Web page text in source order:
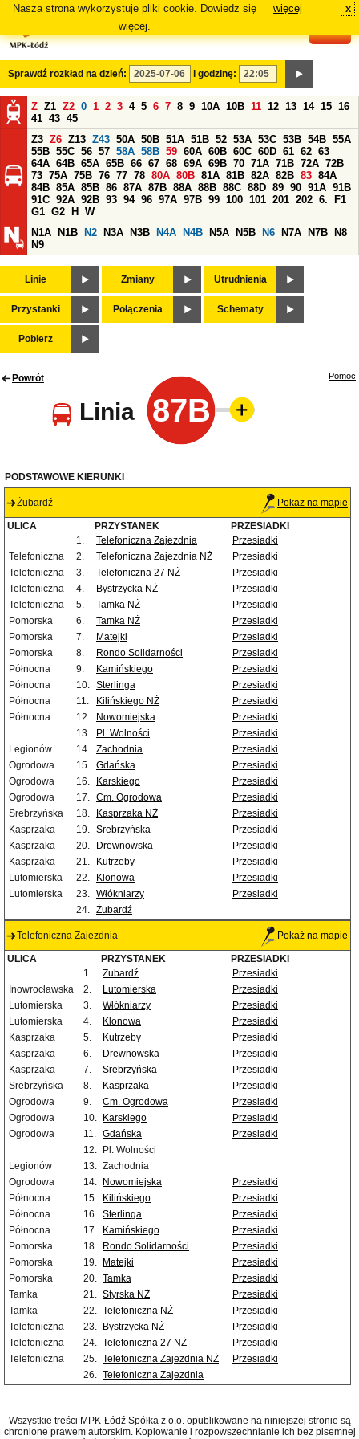
Nasza strona wykorzystuje pliki cookie. Dowiedz się
więcej.
więcej x
Sprawdź rozkład na dzień: i godzinę:
Z Z1 Z2 0 1 2 3 4 5 6 7 8 9 10A 10B 11 12 13 14 15 16
41 43 45
Z3 Z6 Z13 Z43 50A 50B 51A 51B 52 53A 53C 53B 54B 55A
55B 55C 56 57 58A 58B 59 60A 60B 60C 60D 61 62 63
64A 64B 65A 65B 66 67 68 69A 69B 70 71A 71B 72A 72B
73 75A 75B 76 77 78 80A 80B 81A 81B 82A 82B 83 84A
84B 85A 85B 86 87A 87B 88A 88B 88C 88D 89 90 91A 91B
91C 92A 92B 93 94 96 97A 97B 99 100 101 201 202 6.
F1
G1 G2 H
W
N1A
N1B N2 N3A N3B N4A N4B N5A N5B N6 N7A N7B
N8
N9
Linie Zmiany Utrudnienia
Przystanki Połączenia Schematy
Pobierz
Powrót
Linia 87B
Pomoc
PODSTAWOWE KIERUNKI
Żubardź Pokaż na mapie
ULICA PRZYSTANEK
PRZESIADKI
1.
Telefoniczna Zajezdnia
Przesiadki
Telefoniczna
2. Telefoniczna Zajezdnia NŻ
Przesiadki
Telefoniczna
3. Telefoniczna 27 NŻ
Przesiadki
Telefoniczna
4. Bystrzycka NŻ
Przesiadki
Telefoniczna
5. Tamka NŻ
Przesiadki
Pomorska
6. Tamka NŻ
Przesiadki
Pomorska
7. Matejki
Przesiadki
Pomorska
8. Rondo Solidarności
Przesiadki
Północna
9. Kamińskiego
Przesiadki
Północna
10. Sterlinga
Przesiadki
Północna
11. Kilińskiego NŻ
Przesiadki
Północna
12. Nowomiejska
Przesiadki
13.
Pl. Wolności
Przesiadki
Legionów
14. Zachodnia
Przesiadki
Ogrodowa
15. Gdańska
Przesiadki
Ogrodowa
16. Karskiego
Przesiadki
Ogrodowa
17. Cm. Ogrodowa
Przesiadki
Srebrzyńska
18. Kasprzaka NŻ
Przesiadki
Kasprzaka
19. Srebrzyńska
Przesiadki
Kasprzaka
20. Drewnowska
Przesiadki
Kasprzaka
21. Kutrzeby
Przesiadki
Lutomierska
22. Klonowa
Przesiadki
Lutomierska
23. Włókniarzy
Przesiadki
24. Żubardź
Telefoniczna Zajezdnia Pokaż na mapie
ULICA PRZYSTANEK
PRZESIADKI
1.
Żubardź
Przesiadki
Inowrocławska
2. Lutomierska
Przesiadki
Lutomierska
3. Włókniarzy
Przesiadki
Lutomierska
4. Klonowa
Przesiadki
Kasprzaka
5. Kutrzeby
Przesiadki
Kasprzaka
6. Drewnowska
Przesiadki
Kasprzaka
7. Srebrzyńska
Przesiadki
Srebrzyńska
8. Kasprzaka
Przesiadki
Ogrodowa
9. Cm. Ogrodowa
Przesiadki
Ogrodowa
10. Karskiego
Przesiadki
Ogrodowa
11. Gdańska
Przesiadki
12.
Pl. Wolności
Legionów
13. Zachodnia
Ogrodowa
14. Nowomiejska
Przesiadki
Północna
15. Kilińskiego
Przesiadki
Północna
16. Sterlinga
Przesiadki
Północna
17. Kamińskiego
Przesiadki
Pomorska
18. Rondo Solidarności
Przesiadki
Pomorska
19. Matejki
Przesiadki
Pomorska
20. Tamka
Przesiadki
Tamka
21. Styrska NŻ
Przesiadki
Tamka
22. Telefoniczna NŻ
Przesiadki
Telefoniczna
23. Bystrzycka NŻ
Przesiadki
Telefoniczna
24. Telefoniczna 27 NŻ
Przesiadki
Telefoniczna
25. Telefoniczna Zajezdnia NŻ
Przesiadki
26. Telefoniczna Zajezdnia
Wszystkie treści MPK-Łódź Spółka z o.o. opublikowane na niniejszej stronie są
chronione prawem autorskim. Kopiowanie i rozpowszechnianie ich bez pisemnej